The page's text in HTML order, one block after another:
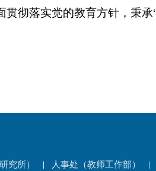
彻落实党的教育方针，秉
究所） 人事处（教师工作部）